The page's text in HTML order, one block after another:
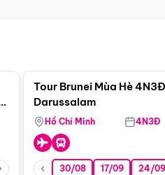
Tour Brunei Mùa Hè
Darussalam
Hồ Chí Minh 4N3Đ
30/08 17/09 24/09